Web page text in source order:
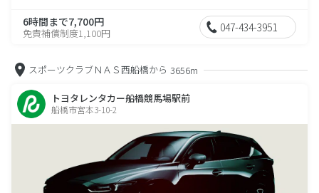
6時間まで7,700円
免責補償制度1,100円 047-434-3951
スポーツクラブＮＡＳ西船橋から 3656m
トヨタレンタカー船橋競馬場駅前
船橋市宮本3-10-2